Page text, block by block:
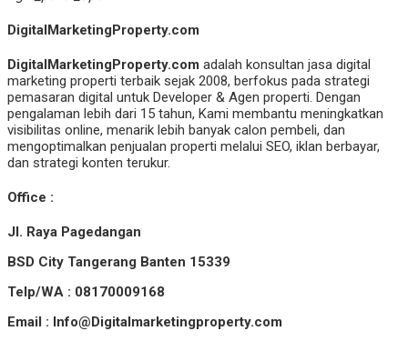
DigitalMarketingProperty.com
DigitalMarketingProperty.com adalah konsultan jasa digital
marketing properti terbaik sejak 2008, berfokus pada strategi
pemasaran digital untuk Developer & Agen properti. Dengan
pengalaman lebih dari 15 tahun, Kami membantu meningkatkan
visibilitas online, menarik lebih banyak calon pembeli, dan
mengoptimalkan penjualan properti melalui SEO, iklan berbayar,
dan strategi konten terukur.
Office :
Jl. Raya Pagedangan
BSD City Tangerang Banten 15339
Telp/WA : 08170009168
Email : Info@Digitalmarketingproperty.com